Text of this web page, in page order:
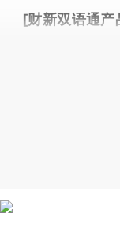
[财新双语通产